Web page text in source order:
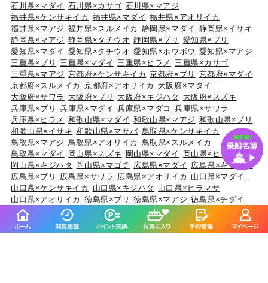
石川県×マダイ 石川県×カサゴ 石川県×マアジ
福井県×ケンサキイカ 福井県×マダイ 福井県×アオリイカ
福井県×マアジ 福井県×スルメイカ 静岡県×マダイ 静岡県×イサキ
静岡県×マアジ 静岡県×タチウオ 静岡県×ブリ
愛知県×ブリ
愛知県×マダイ 愛知県×タチウオ 愛知県×ホウボウ 愛知県×マアジ
三重県×ブリ
三重県×マダイ 三重県×ヒラメ
三重県×カサゴ
三重県×マアジ 京都府×ケンサキイカ 京都府×ブリ
京都府×マダイ
京都府×スルメイカ 京都府×アオリイカ
大阪府×マダイ
大阪府×サワラ
大阪府×ブリ 大阪府×キジハタ
大阪府×スズキ
兵庫県×ブリ
兵庫県×マダイ 兵庫県×マダコ
兵庫県×サワラ
兵庫県×ヒラメ 和歌山県×マダイ 和歌山県×マアジ 和歌山県×ブリ
和歌山県×イサキ 和歌山県×マサバ 鳥取県×ケンサキイカ
鳥取県×マアジ 鳥取県×アオリイカ 鳥取県×スルメイカ
鳥取県×マダイ
岡山県×スズキ 岡山県×マダイ
岡山県×ヒラメ
岡山県×キジハタ
岡山県×マゴチ 広島県×マダイ 広島県×キジハタ
広島県×ブリ
広島県×サワラ 広島県×アオリイカ 山口県×マダイ
山口県×ケンサキイカ
山口県×キジハタ
山口県×ヒラマサ
山口県×アオリイカ 徳島県×ブリ 徳島県×マアジ 徳島県×チダイ
徳島県×イサキ 徳島県×キダイ 香川県×マダイ
香川県×アオリイカ
香川県×マゴチ 香川県×キジハタ
香川県×ショウサイフグ
愛媛県×マダイ 愛媛県×ブリ 愛媛県×キジハタ 愛媛県×タチウオ